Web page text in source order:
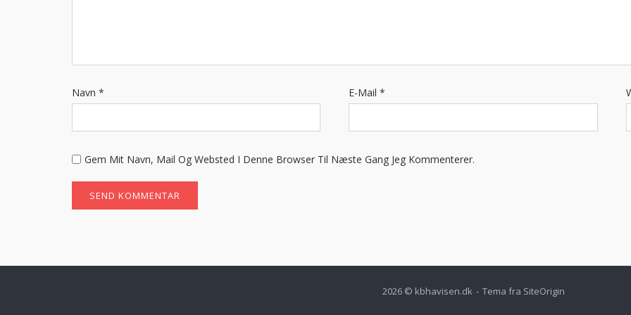
Navn * E-Mail*
Gem Mit Navn, Mail Og Websted I Denne Browser Til Næste Gang Jeg Kommenterer.
2026 © kbhavisen.dk Tema fra SiteOrigin